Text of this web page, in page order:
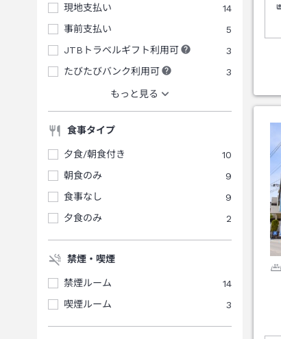
現地支払い
14
事前支払い
5
JTBトラベルギフト利用可
3
たびたびバンク利用可
3
もっと見る
食事タイプ
夕食/朝食付き
10
朝食のみ
9
食事なし
9
夕食のみ
2
禁煙・喫煙
禁煙ルーム
14
喫煙ルーム
3